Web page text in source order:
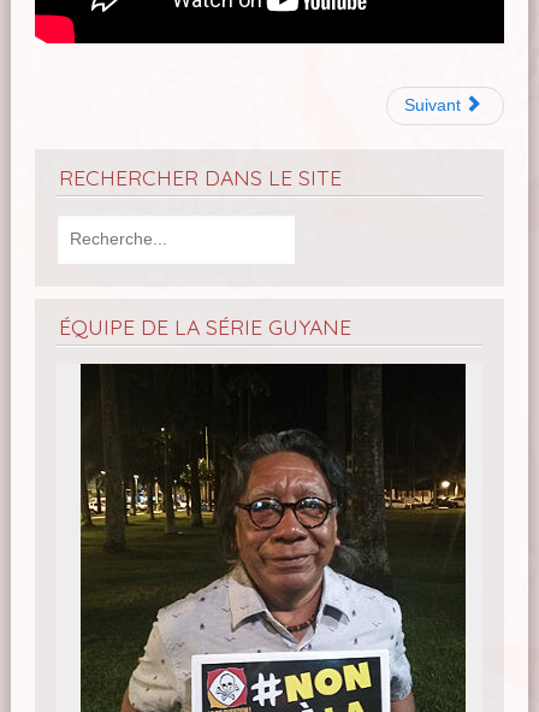
Suivant
RECHERCHER DANS LE SITE
ÉQUIPE DE LA SÉRIE GUYANE